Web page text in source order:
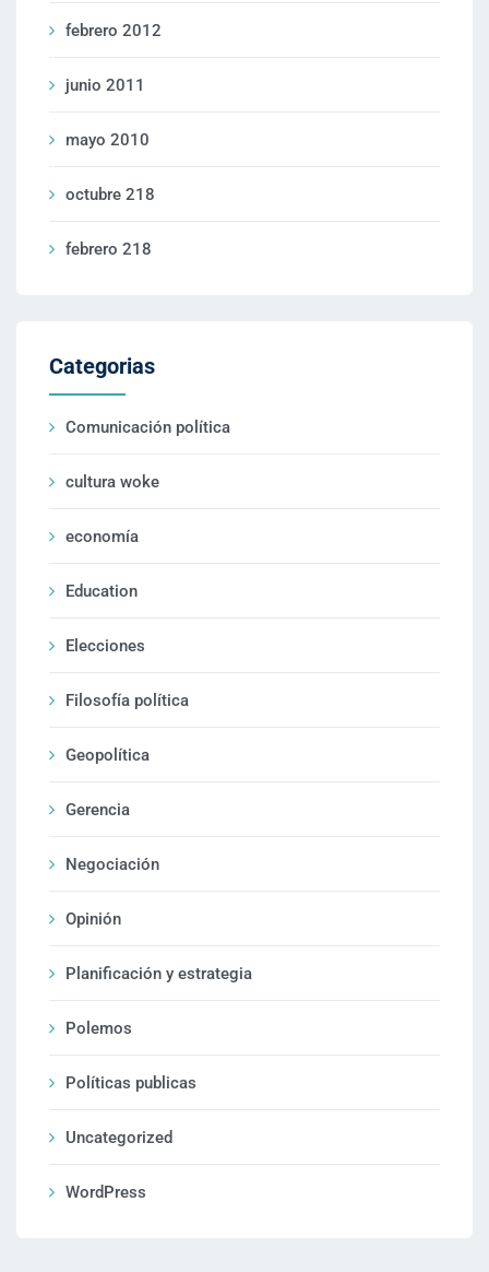
febrero 2012
junio 2011
mayo 2010
octubre 218
febrero 218
Categorias
Comunicación política
cultura woke
economía
Education
Elecciones
Filosofía política
Geopolítica
Gerencia
Negociación
Opinión
Planificación y estrategia
Polemos
Políticas publicas
Uncategorized
WordPress